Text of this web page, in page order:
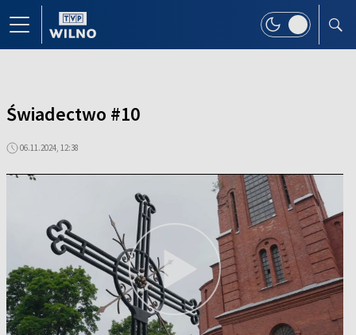
Świadectwo #10
06.11.2024, 12:38